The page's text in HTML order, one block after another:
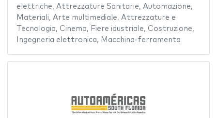
elettriche, Attrezzature Sanitarie, Automazione,
Materiali, Arte multimediale, Attrezzature e
Tecnologia, Cinema, Fiere idustriale, Costruzione,
Ingegneria elettronica, Macchina-ferramenta